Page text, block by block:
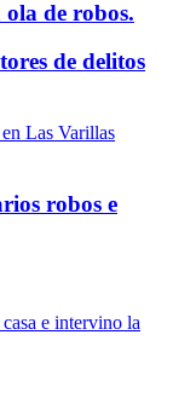
de robos.
de delitos
robos e